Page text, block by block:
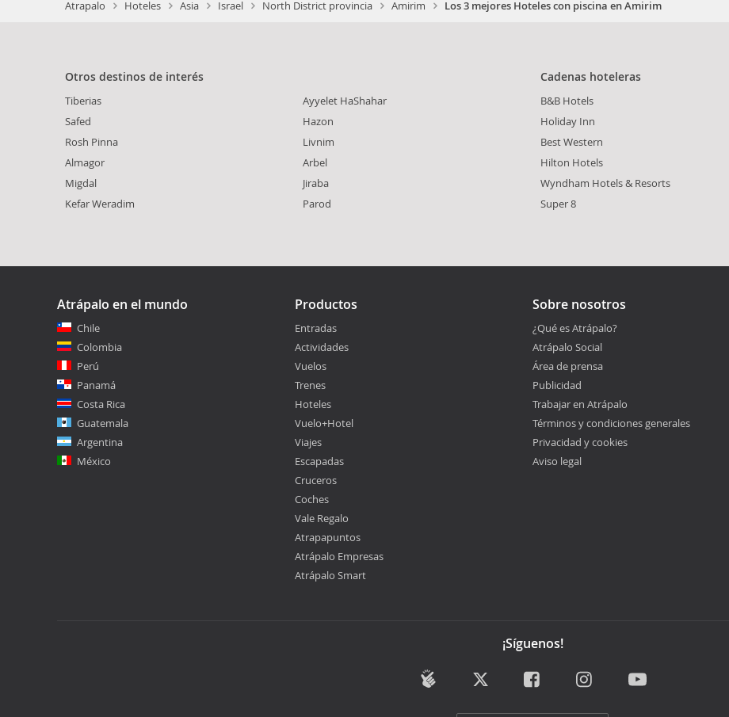
Atrapalo Hoteles Asia Israel North District provincia Amirim Los 3 mejores Hoteles con piscina en Amirim
Otros destinos de interés
Tiberias
Safed
Rosh Pinna
Almagor
Migdal
Kefar Weradim
Ayyelet HaShahar
Hazon
Livnim
Arbel
Jiraba
Parod
Cadenas hoteleras
B&B Hotels
Holiday Inn
Best Western
Hilton Hotels
Wyndham Hotels & Resorts
Super 8
Atrápalo en el mundo
Chile
Colombia
Perú
Panamá
Costa Rica
Guatemala
Argentina
México
Productos
Entradas
Actividades
Vuelos
Trenes
Hoteles
Vuelo+Hotel
Viajes
Escapadas
Cruceros
Coches
Vale Regalo
Atrapapuntos
Atrápalo Empresas
Atrápalo Smart
Sobre nosotros
¿Qué es Atrápalo?
Atrápalo Social
Área de prensa
Publicidad
Trabajar en Atrápalo
Términos y condiciones generales
Privacidad y cookies
Aviso legal
¡Síguenos!